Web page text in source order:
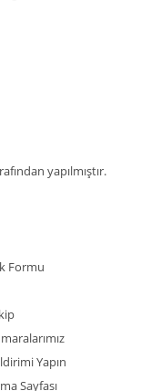
yapılmıştır.
Formu
Yapın
Sayfası